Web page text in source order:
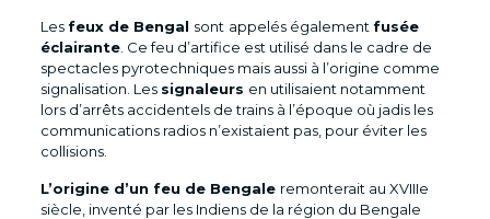
Les feux de Bengal sont appelés également fusée
éclairante. Ce feu d’artifice est utilisé dans le cadre de
spectacles pyrotechniques mais aussi à l’origine comme
signalisation. Les signaleurs en utilisaient notamment
lors d’arrêts accidentels de trains à l’époque où jadis les
communications radios n’existaient pas, pour éviter les
collisions.
L’origine d’un feu de Bengale remonterait au XVIIIe
siècle, inventé par les Indiens de la région du Bengale